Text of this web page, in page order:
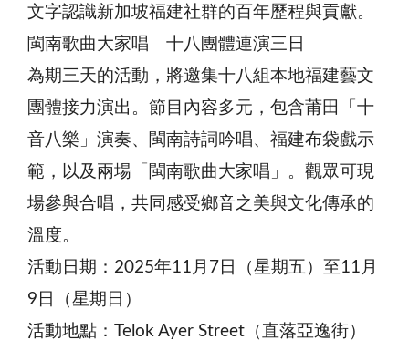
文字認識新加坡福建社群的百年歷程與貢獻。
閩南歌曲大家唱 十八團體連演三日
為期三天的活動，將邀集十八組本地福建藝文
團體接力演出。節目內容多元，包含莆田「十
音八樂」演奏、閩南詩詞吟唱、福建布袋戲示
範，以及兩場「閩南歌曲大家唱」。觀眾可現
場參與合唱，共同感受鄉音之美與文化傳承的
溫度。
活動日期：2025年11月7日（星期五）至11月
9日（星期日）
活動地點：Telok Ayer Street（直落亞逸街）